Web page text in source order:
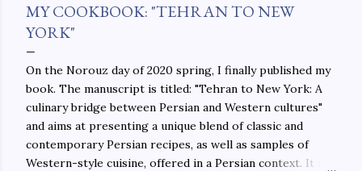
MY COOKBOOK: "TEHRAN TO NEW
YORK"
On the Norouz day of 2020 spring, I finally published my
book. The manuscript is titled: "Tehran to New York: A
culinary bridge between Persian and Western cultures"
and aims at presenting a unique blend of classic and
contemporary Persian recipes, as well as samples of
Western-style cuisine, offered in a Persian context. It is